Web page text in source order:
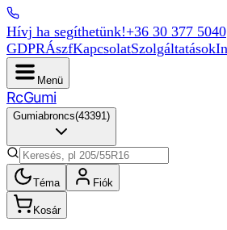
Hívj ha segíthetünk!+36 30 377 5040
GDPRÁszfKapcsolatSzolgáltatások
Menü
RcGumi
Gumiabroncs(43391)
Téma Fiók
Kosár